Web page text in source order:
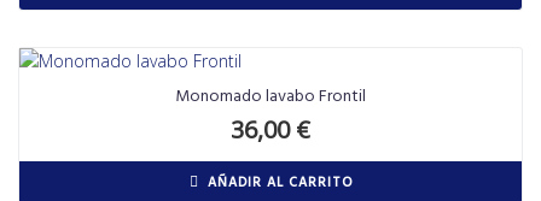
Monomado lavabo Frontil
36,00€
AÑADIR AL CARRITO